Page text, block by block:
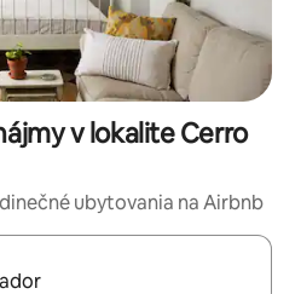
v lokalite Cerro
ubytovania na Airbnb
môžete si ich prechádzať